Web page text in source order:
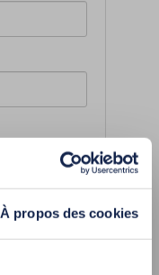
À propos des cookies